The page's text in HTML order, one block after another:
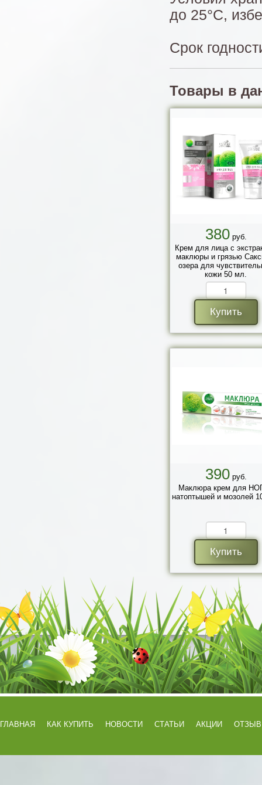
до 25°С,
Срок
Товары в
380руб.
Крем для лица с
маклюры и грязью
озера для
кожи 50 мл.
Купить
390руб.
Маклюра крем для
натоптышей и мозолей
Купить
ГЛАВНАЯ КАК КУПИТЬ НОВОСТИ СТАТЬИ АКЦИИ